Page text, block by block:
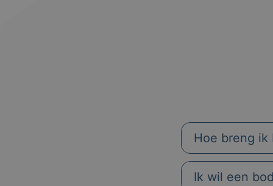
Hoe breng ik
Ik wil een